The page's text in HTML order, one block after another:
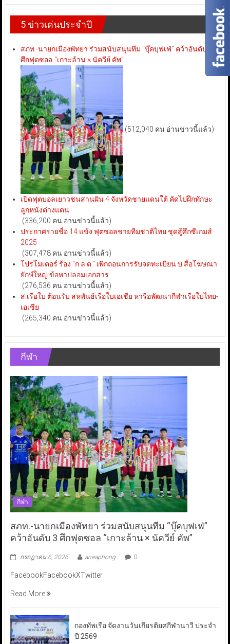
5 ข่าวเด่นประจำปี
สภท.-นายกเมืองพัทยา ร่วมสนับสนุนทีม “บุ๊คบุฟเฟ่” คว้าอันดับ 3
ศึกฟุตซอล “เกาะล้าน × นัควีย์ คัพ”
(512,040 คน อ่านข่าวนี้แล้ว)
เปิดฟุตบอลเยาวชนสานฝัน 4 จังหวัดชายแดนใต้ คัดไปฝึกทักษะ
ลูกหนังต่างแดน
(336,200 คน อ่านข่าวนี้แล้ว)
ประกาศรายชื่อ 14 แข้ง ฟุตซอลชายทีมชาติไทย ชุดสู้ศึกซีเกมส์
2025
(307,478 คน อ่านข่าวนี้แล้ว)
โปรโมเตอร์ ร้อง “ก.ล.ต.” เพิกถอนการรับจดทะเบียน บ.สื่อโฆษณา
ยักษ์ใหญ่ ข้อหาปลอมเอกสาร
(276,536 คน อ่านข่าวนี้แล้ว)
ส.เรือใบ ต้อนรับ สหพันธ์เรือใบเอเชีย หารือพัฒนากีฬาเรือใบไทย-
เอเชีย
(265,340 คน อ่านข่าวนี้แล้ว)
กีฬา
กีฬา
สภท.-นายกเมืองพัทยา ร่วมสนับสนุนทีม “บุ๊คบุฟเฟ่”
คว้าอันดับ 3 ศึกฟุตซอล “เกาะล้าน × นัควีย์ คัพ”
กรกฎาคม 6, 2026 aneaphong 0
FacebookFacebookXTwitter
Read More
กองทัพเรือ จัดงานวันเกียรติยศกีฬานาวี ประจำ
ปี 2569